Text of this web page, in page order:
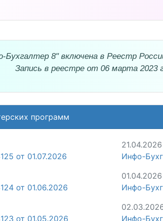
8" включена в Реестр
Запись в реестре от 06 марта 2023
программ
от 01.07.2026
от 01.06.2026
от 01.05.2026
21.04.2026
Инфо-
01.04.2026
Инфо-
Инфо-